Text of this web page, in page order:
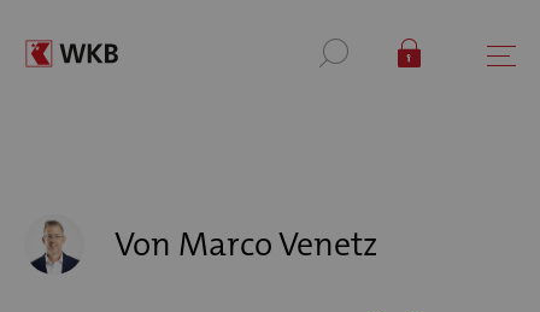
Von Marco Venetz